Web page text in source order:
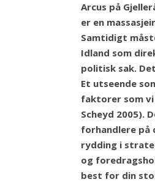
Arcus på
er en
Samtidigt
Idland som
politisk sak.
Et utseende
faktorer som
Scheyd 2005).
forhandlere på
rydding i
og
best for din